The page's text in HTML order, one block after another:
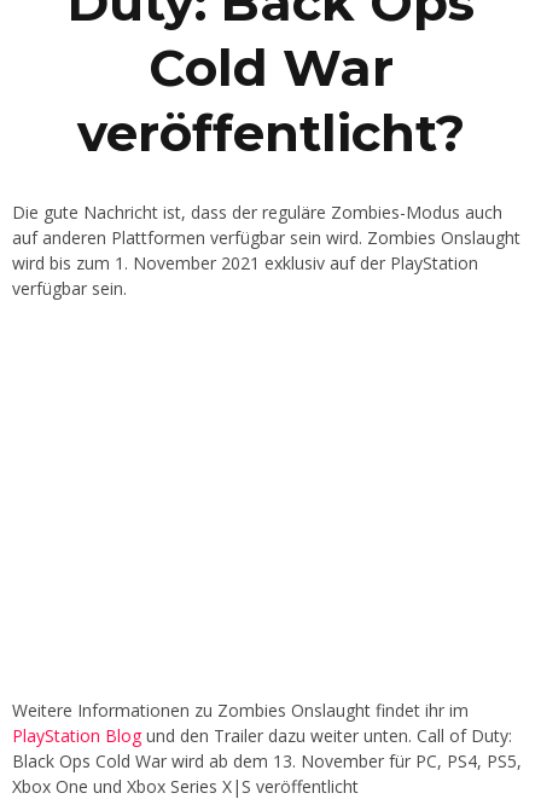
Cold War
veröffentlicht?
Die gute Nachricht ist, dass der reguläre Zombies-Modus auch
auf anderen Plattformen verfügbar sein wird. Zombies Onslaught
wird bis zum 1. November 2021 exklusiv auf der PlayStation
verfügbar sein.
Weitere Informationen zu Zombies Onslaught findet ihr im
PlayStation Blogund den Trailer dazu weiter unten. Call of Duty:
Black Ops Cold War wird ab dem 13. November für PC, PS4, PS5,
Xbox One und Xbox Series X|S veröffentlicht